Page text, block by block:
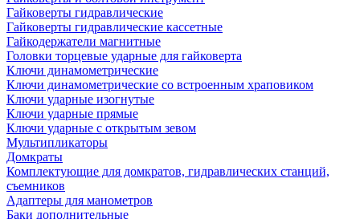
Гайковерты гидравлические
Гайковерты гидравлические кассетные
Гайкодержатели магнитные
Головки торцевые ударные для гайковерта
Ключи динамометрические
Ключи динамометрические со встроенным храповиком
Ключи ударные изогнутые
Ключи ударные прямые
Ключи ударные с открытым зевом
Мультипликаторы
Домкраты
Комплектующие для домкратов, гидравлических станций,
съемников
Адаптеры для манометров
Баки дополнительные